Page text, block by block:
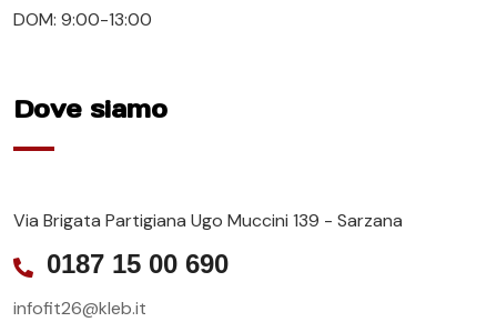
DOM: 9:00-13:00
Dove siamo
Via Brigata Partigiana Ugo Muccini 139 - Sarzana
0187 15 00 690
infofit26@kleb.it